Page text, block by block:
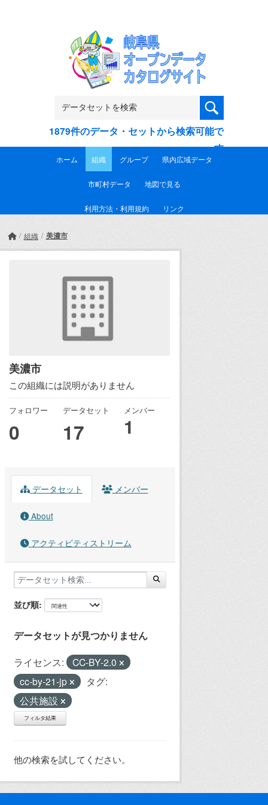
1879件のデータ・セットから検索可能で
す
ホーム 組織 グループ 県内広域データ
市町村データ 地図で見る
利用方法・利用規約 リンク
組織 美濃市
美濃市
この組織には説明がありません
フォロワー
0
データセット
17
メンバー
1
データセット メンバー
About
アクティビティストリーム
並び順
データセットが見つかりません
ライセンス:
CC-BY-2.0
cc-by-21-jp
タグ:
公共施設
フィルタ結果
他の検索を試してください。